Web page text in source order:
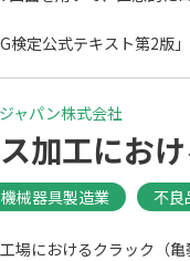
検定公式テキスト第2版
ャパン株式会社
加工にお
械器具製造業 不良
場におけるクラック（